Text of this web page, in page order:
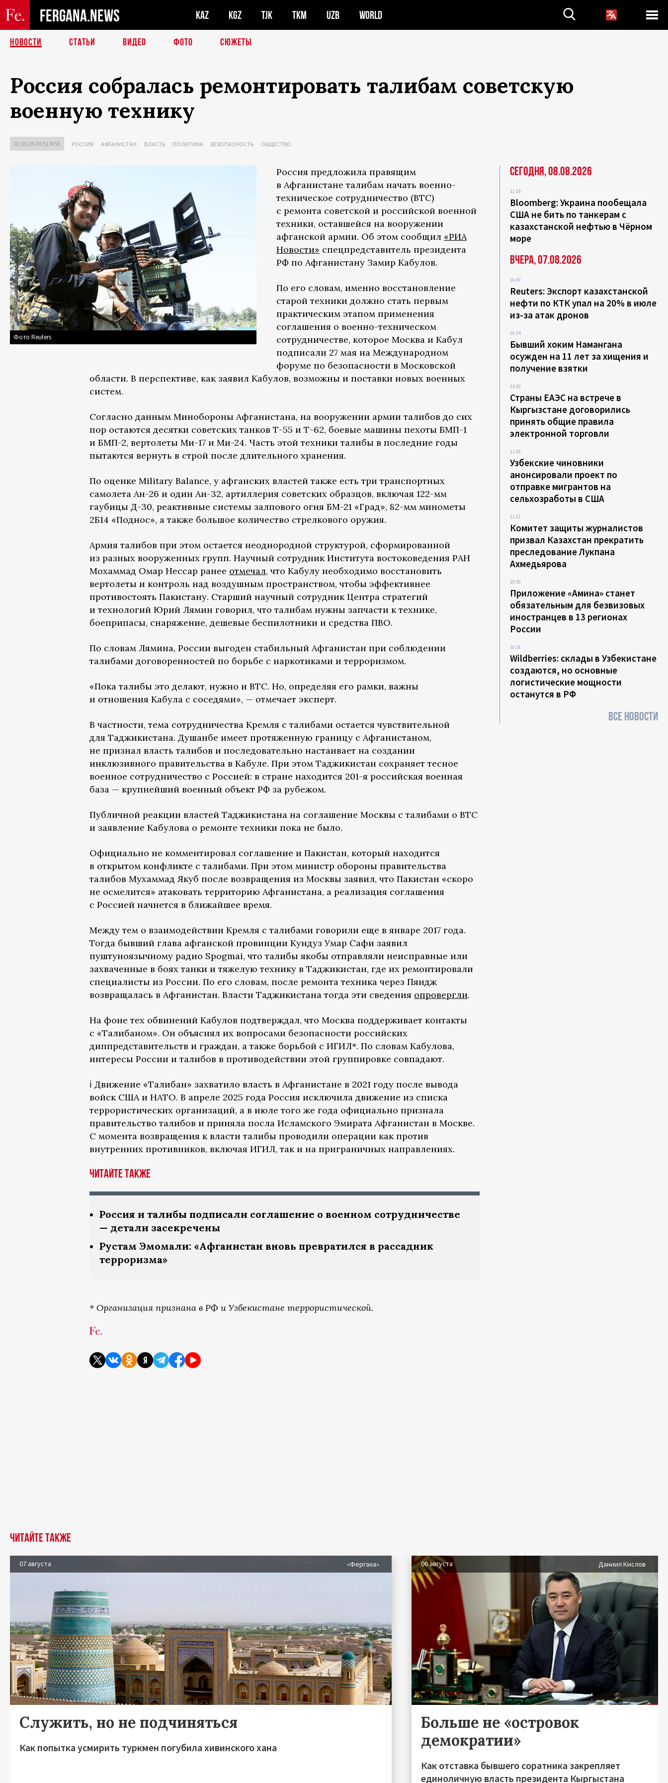
FERGANA.NEWS KAZ KGZ TJK TKM UZB WORLD
НОВОСТИ СТАТЬИ ВИДЕО ФОТО СЮЖЕТЫ
Россия собралась ремонтировать талибам советскую
военную технику
02.06.26 09:51 MSK РОССИЯ АФГАНИСТАН ВЛАСТЬ ПОЛИТИКА БЕЗОПАСНОСТЬ ОБЩЕСТВО
Фото Reuters
Россия предложила правящим
в Афганистане талибам начать военно-
техническое сотрудничество (ВТС)
с ремонта советской и российской военной
техники, оставшейся на вооружении
афганской армии. Об этом сообщил «РИА
Новости» спецпредставитель президента
РФ по Афганистану Замир Кабулов.
По его словам, именно восстановление
старой техники должно стать первым
практическим этапом применения
соглашения о военно-техническом
сотрудничестве, которое Москва и Кабул
подписали 27 мая на Международном
форуме по безопасности в Московской
области. В перспективе, как заявил Кабулов, возможны и поставки новых военных
систем.
Согласно данным Минобороны Афганистана, на вооружении армии талибов до сих
пор остаются десятки советских танков Т-55 и Т-62, боевые машины пехоты БМП-1
и БМП-2, вертолеты Ми-17 и Ми-24. Часть этой техники талибы в последние годы
пытаются вернуть в строй после длительного хранения.
По оценке Military Balance, у афганских властей также есть три транспортных
самолета Ан-26 и один Ан-32, артиллерия советских образцов, включая 122-мм
гаубицы Д-30, реактивные системы залпового огня БМ-21 «Град», 82-мм минометы
2Б14 «Поднос», а также большое количество стрелкового оружия.
Армия талибов при этом остается неоднородной структурой, сформированной
из разных вооруженных групп. Научный сотрудник Института востоковедения РАН
Мохаммад Омар Нессар ранее отмечал, что Кабулу необходимо восстановить
вертолеты и контроль над воздушным пространством, чтобы эффективнее
противостоять Пакистану. Старший научный сотрудник Центра стратегий
и технологий Юрий Лямин говорил, что талибам нужны запчасти к технике,
боеприпасы, снаряжение, дешевые беспилотники и средства ПВО.
По словам Лямина, России выгоден стабильный Афганистан при соблюдении
талибами договоренностей по борьбе с наркотиками и терроризмом.
«Пока талибы это делают, нужно и ВТС. Но, определяя его рамки, важны
и отношения Кабула с соседями», — отмечает эксперт.
В частности, тема сотрудничества Кремля с талибами остается чувствительной
для Таджикистана. Душанбе имеет протяженную границу с Афганистаном,
не признал власть талибов и последовательно настаивает на создании
инклюзивного правительства в Кабуле. При этом Таджикистан сохраняет тесное
военное сотрудничество с Россией: в стране находится 201-я российская военная
база — крупнейший военный объект РФ за рубежом.
Публичной реакции властей Таджикистана на соглашение Москвы с талибами о ВТС
и заявление Кабулова о ремонте техники пока не было.
Официально не комментировал соглашение и Пакистан, который находится
в открытом конфликте с талибами. При этом министр обороны правительства
талибов Мухаммад Якуб после возвращения из Москвы заявил, что Пакистан «скоро
не осмелится» атаковать территорию Афганистана, а реализация соглашения
с Россией начнется в ближайшее время.
Между тем о взаимодействии Кремля с талибами говорили еще в январе 2017 года.
Тогда бывший глава афганской провинции Кундуз Умар Сафи заявил
пуштуноязычному радио Spogmai, что талибы якобы отправляли неисправные или
захваченные в боях танки и тяжелую технику в Таджикистан, где их ремонтировали
специалисты из России. По его словам, после ремонта техника через Пяндж
возвращалась в Афганистан. Власти Таджикистана тогда эти сведения опровергли.
На фоне тех обвинений Кабулов подтверждал, что Москва поддерживает контакты
с «Талибаном». Он объяснял их вопросами безопасности российских
диппредставительств и граждан, а также борьбой с ИГИЛ*. По словам Кабулова,
интересы России и талибов в противодействии этой группировке совпадают.
ℹ️ Движение «Талибан» захватило власть в Афганистане в 2021 году после вывода
войск США и НАТО. В апреле 2025 года Россия исключила движение из списка
террористических организаций, а в июле того же года официально признала
правительство талибов и приняла посла Исламского Эмирата Афганистан в Москве.
С момента возвращения к власти талибы проводили операции как против
внутренних противников, включая ИГИЛ, так и на приграничных направлениях.
Читайте также
Россия и талибы подписали соглашение о военном сотрудничестве
— детали засекречены
Рустам Эмомали: «Афганистан вновь превратился в рассадник
терроризма»
* Организация признана в РФ и Узбекистане террористической.
Сегодня, 08.08.2026
11:19
Bloomberg: Украина пообещала
США не бить по танкерам с
казахстанской нефтью в Чёрном
море
Вчера, 07.08.2026
16:43
Reuters: Экспорт казахстанской
нефти по КТК упал на 20% в июле
из-за атак дронов
16:34
Бывший хоким Намангана
осужден на 11 лет за хищения и
получение взятки
13:30
Страны ЕАЭС на встрече в
Кыргызстане договорились
принять общие правила
электронной торговли
11:26
Узбекские чиновники
анонсировали проект по
отправке мигрантов на
сельхозработы в США
11:21
Комитет защиты журналистов
призвал Казахстан прекратить
преследование Лукпана
Ахмедьярова
10:50
Приложение «Амина» станет
обязательным для безвизовых
иностранцев в 13 регионах
России
10:16
Wildberries: склады в Узбекистане
создаются, но основные
логистические мощности
останутся в РФ
ВСЕ НОВОСТИ
Читайте также
07 августа «Фергана»
Служить, но не подчиняться
Как попытка усмирить туркмен погубила хивинского хана
06 августа Даниил Кислов
Больше не «островок
демократии»
Как отставка бывшего соратника закрепляет
единоличную власть президента Кыргыстана